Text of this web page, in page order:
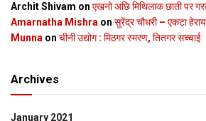
Archit Shivam on एखनो अछि मिथिलाक छाती पर
Amarnatha Mishra on सुरेंद्र चौधरी – एकटा
Munna on चीनी उद्योग : मिठगर स्‍मरण, तितगर सच्‍चाई
Archives
January 2021